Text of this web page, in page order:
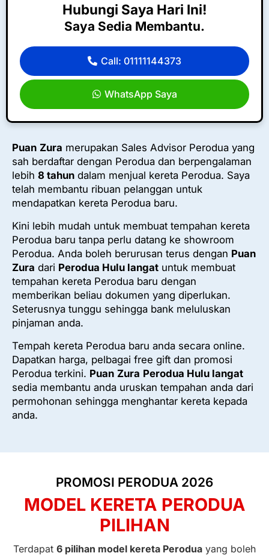
Hubungi Saya Hari Ini!
Saya Sedia Membantu.
Call: 01111144373
WhatsApp Saya
Puan Zura merupakan Sales Advisor Perodua yang
sah berdaftar dengan Perodua dan berpengalaman
lebih 8 tahun dalam menjual kereta Perodua. Saya
telah membantu ribuan pelanggan untuk
mendapatkan kereta Perodua baru.
Kini lebih mudah untuk membuat tempahan kereta
Perodua baru tanpa perlu datang ke showroom
Perodua. Anda boleh berurusan terus dengan Puan
Zura dari Perodua Hulu langat untuk membuat
tempahan kereta Perodua baru dengan
memberikan beliau dokumen yang diperlukan.
Seterusnya tunggu sehingga bank meluluskan
pinjaman anda.
Tempah kereta Perodua baru anda secara online.
Dapatkan harga, pelbagai free gift dan promosi
Perodua terkini. Puan Zura Perodua Hulu langat
sedia membantu anda uruskan tempahan anda dari
permohonan sehingga menghantar kereta kepada
anda.
PROMOSI PERODUA 2026
MODEL KERETA PERODUA
PILIHAN
Terdapat 6 pilihan model kereta Perodua yang boleh